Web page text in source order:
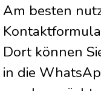
Am besten
Dort können
in die